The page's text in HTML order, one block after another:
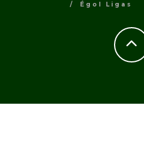
Égol Ligas